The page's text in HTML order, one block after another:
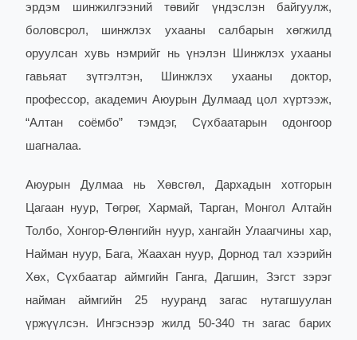
эрдэм шинжилгээний төвийг үндэслэн байгуулж,
боловсрол, шинжлэх ухааны салбарын хөгжилд
оруулсан хувь нэмрийг нь үнэлэн Шинжлэх ухааны
гавьяат зүтгэлтэн, Шинжлэх ухааны доктор,
профессор, академич Аюурын Дулмаад цол хүртээж,
“Алтан соёмбо” тэмдэг, Сүхбаатарын одонгоор
шагналаа.
Аюурын Дулмаа нь Хөвсгөл, Дархадын хотгорын
Цагаан нуур, Төгрөг, Хармай, Тарган, Монгол Алтайн
Толбо, Хонгор-Өлөнгийн нуур, хангайн Улаагчины хар,
Найман нуур, Бага, Жаахан нуур, Дорнод тал хээрийн
Хөх, Сүхбаатар аймгийн Ганга, Дагшин, Зэгст зэрэг
найман аймгийн 25 нууранд загас нутагшуулан
үржүүлсэн. Ингэснээр жилд 50-340 тн загас барих